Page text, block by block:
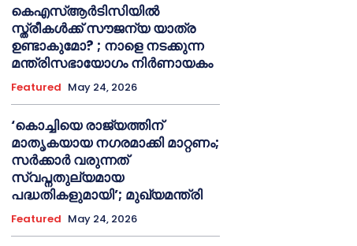
കെഎസ്ആർടിസിയിൽ
സ്ത്രീകൾക്ക് സൗജന്യ യാത്ര
ഉണ്ടാകുമോ? ; നാളെ നടക്കുന്ന
മന്ത്രിസഭായോഗം നിർണായകം
Featured May 24, 2026
‘കൊച്ചിയെ രാജ്യത്തിന്
മാതൃകയായ നഗരമാക്കി മാറ്റണം;
സർക്കാർ വരുന്നത്
സ്വപ്നതുല്യമായ
പദ്ധതികളുമായി’; മുഖ്യമന്ത്രി
Featured May 24, 2026